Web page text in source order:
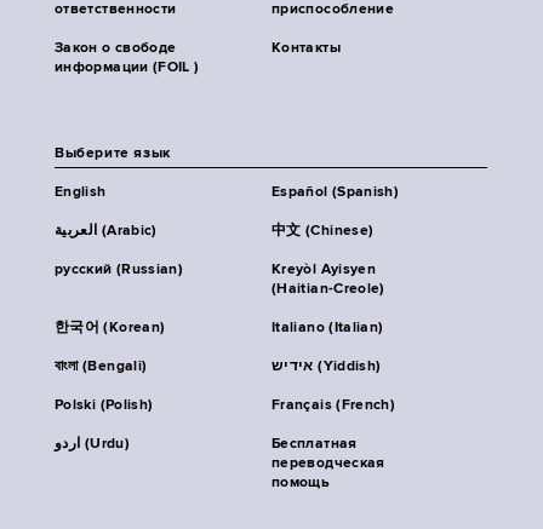
ответственности
приспособление
Закон о свободе
информации (FOIL )
Контакты
Выберите язык
English Español (Spanish)
العربية (Arabic) 中文 (Chinese)
русский (Russian)
Kreyòl Ayisyen
(Haitian-Creole)
한국어 (Korean) Italiano (Italian)
বাংলা (Bengali) אידיש (Yiddish)
Polski (Polish) Français (French)
اردو (Urdu)
Бесплатная
переводческая
помощь